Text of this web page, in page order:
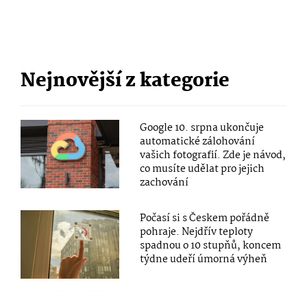
Nejnovější z kategorie
Google 10. srpna ukončuje
automatické zálohování
vašich fotografií. Zde je návod,
co musíte udělat pro jejich
zachování
Počasí si s Českem pořádně
pohraje. Nejdřív teploty
spadnou o 10 stupňů, koncem
týdne udeří úmorná výheň